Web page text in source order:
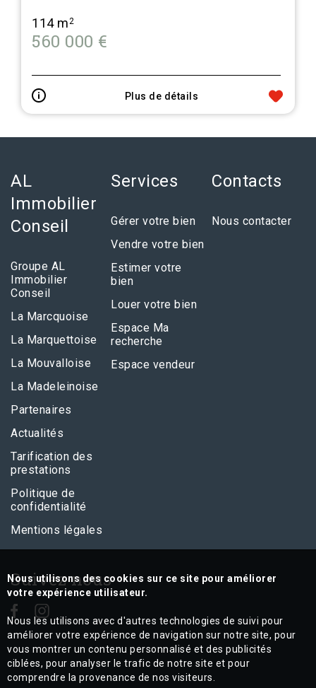
114 m2
560 000 €
Plus de détails
AL
Immobilier
Conseil
Groupe AL
Immobilier
Conseil
La Marcquoise
La Marquettoise
La Mouvalloise
La Madeleinoise
Partenaires
Actualités
Tarification des
prestations
Politique de
confidentialité
Mentions légales
Services
Gérer votre bien
Vendre votre bien
Estimer votre
bien
Louer votre bien
Espace Ma
recherche
Espace vendeur
Contacts
Nous contacter
Suivez nous
Nous utilisons des cookies sur ce site pour améliorer
votre expérience utilisateur.
Nous les utilisons avec d'autres technologies de suivi pour
améliorer votre expérience de navigation sur notre site, pour
vous montrer un contenu personnalisé et des publicités
ciblées, pour analyser le trafic de notre site et pour
comprendre la provenance de nos visiteurs.